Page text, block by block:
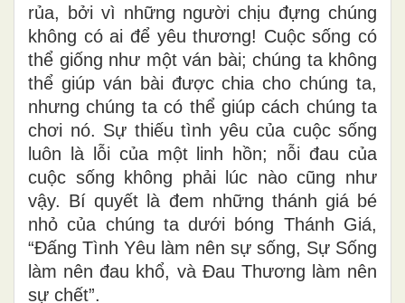
rủa, bởi vì những người chịu đựng chúng
không có ai để yêu thương! Cuộc sống có
thể giống như một ván bài; chúng ta không
thể giúp ván bài được chia cho chúng ta,
nhưng chúng ta có thể giúp cách chúng ta
chơi nó. Sự thiếu tình yêu của cuộc sống
luôn là lỗi của một linh hồn; nỗi đau của
cuộc sống không phải lúc nào cũng như
vậy. Bí quyết là đem những thánh giá bé
nhỏ của chúng ta dưới bóng Thánh Giá,
“Đấng Tình Yêu làm nên sự sống, Sự Sống
làm nên đau khổ, và Đau Thương làm nên
sự chết”.